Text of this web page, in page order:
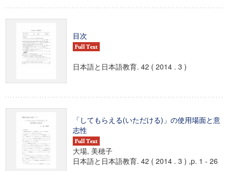
目次
日本語と日本語教育. 42 ( 2014 . 3 )
「してもらえる(いただける)」の使用場面と意
志性
大場, 美穂子
日本語と日本語教育. 42 ( 2014 . 3 ) ,p. 1 - 26